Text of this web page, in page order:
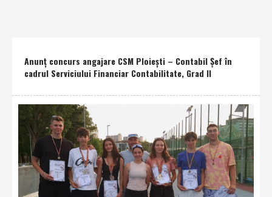
Anunţ concurs angajare CSM Ploieşti – Contabil Şef în
cadrul Serviciului Financiar Contabilitate, Grad II